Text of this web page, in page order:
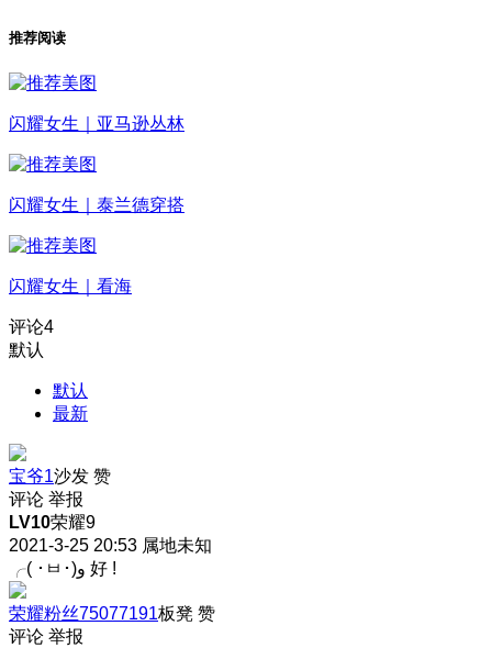
推荐阅读
闪耀女生｜亚马逊丛林
闪耀女生｜泰兰德穿搭
闪耀女生｜看海
评论4
默认
默认
最新
宝爷1沙发 赞
评论 举报
LV10荣耀9
2021-3-25 20:53 属地未知
╭( ･ㅂ･)و 好 !
荣耀粉丝75077191板凳 赞
评论 举报